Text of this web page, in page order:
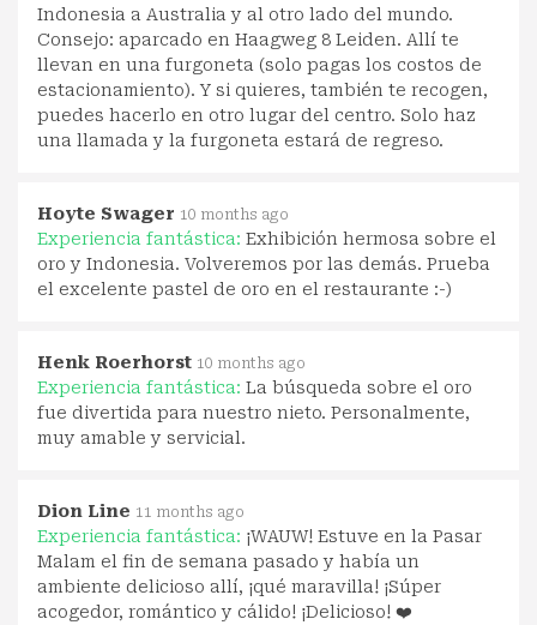
Indonesia a Australia y al otro lado del mundo.
Consejo: aparcado en Haagweg 8 Leiden. Allí te
llevan en una furgoneta (solo pagas los costos de
estacionamiento). Y si quieres, también te recogen,
puedes hacerlo en otro lugar del centro. Solo haz
una llamada y la furgoneta estará de regreso.
Hoyte Swager 10 months ago
Experiencia fantástica: Exhibición hermosa sobre el
oro y Indonesia. Volveremos por las demás. Prueba
el excelente pastel de oro en el restaurante :-)
Henk Roerhorst 10 months ago
Experiencia fantástica: La búsqueda sobre el oro
fue divertida para nuestro nieto. Personalmente,
muy amable y servicial.
Dion Line 11 months ago
Experiencia fantástica: ¡WAUW! Estuve en la Pasar
Malam el fin de semana pasado y había un
ambiente delicioso allí, ¡qué maravilla! ¡Súper
acogedor, romántico y cálido! ¡Delicioso! ❤️